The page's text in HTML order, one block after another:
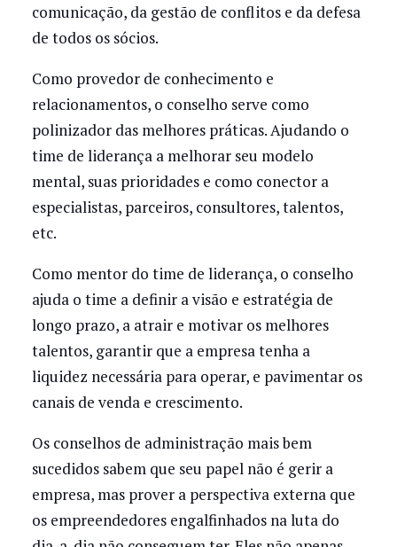
comunicação, da gestão de conflitos e da defesa
de todos os sócios.
Como provedor de conhecimento e
relacionamentos, o conselho serve como
polinizador das melhores práticas. Ajudando o
time de liderança a melhorar seu modelo
mental, suas prioridades e como conector a
especialistas, parceiros, consultores, talentos,
etc.
Como mentor do time de liderança, o conselho
ajuda o time a definir a visão e estratégia de
longo prazo, a atrair e motivar os melhores
talentos, garantir que a empresa tenha a
liquidez necessária para operar, e pavimentar os
canais de venda e crescimento.
Os conselhos de administração mais bem
sucedidos sabem que seu papel não é gerir a
empresa, mas prover a perspectiva externa que
os empreendedores engalfinhados na luta do